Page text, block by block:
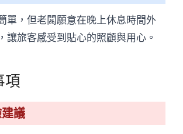
單，但老闆願意在晚上休息時間外
讓旅客感受到貼心的照顧與用心。
項
議